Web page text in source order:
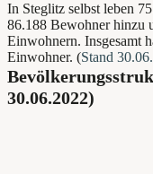
In Steglitz selbst leben
86.188 Bewohner hinzu
Einwohnern. Insgesamt
Einwohner. (Stand
30.06.2022)